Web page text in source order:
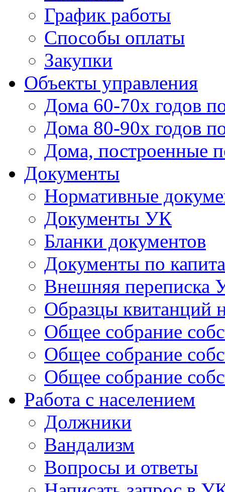
График работы
Способы оплаты
Закупки
Объекты управления
Дома 60-70х годов
Дома 80-90х годов
Дома, построенные
Документы
Нормативные
Документы УК
Бланки документов
Документы по
Внешняя переписка
Образцы квитанций
Общее собрание
Общее собрание
Общее собрание
Работа с населением
Должники
Вандализм
Вопросы и ответы